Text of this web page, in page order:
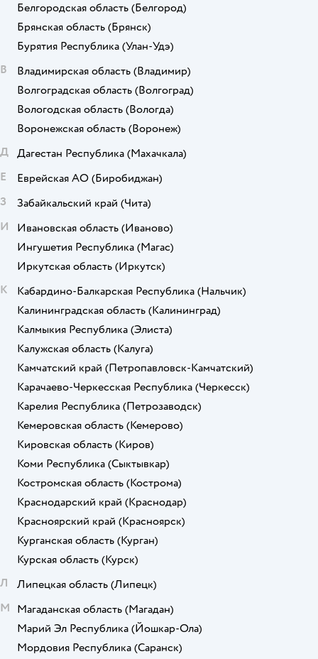
Белгородская область (Белгород)
Брянская область (Брянск)
Бурятия Республика (Улан-Удэ)
В
Владимирская область (Владимир)
Волгоградская область (Волгоград)
Вологодская область (Вологда)
Воронежская область (Воронеж)
Д Дагестан Республика (Махачкала)
Е
Еврейская АО (Биробиджан)
З
Забайкальский край (Чита)
И
Ивановская область (Иваново)
Ингушетия Республика (Магас)
Иркутская область (Иркутск)
К
Кабардино-Балкарская Республика (Нальчик)
Калининградская область (Калининград)
Калмыкия Республика (Элиста)
Калужская область (Калуга)
Камчатский край (Петропавловск-Камчатский)
Карачаево-Черкесская Республика (Черкесск)
Карелия Республика (Петрозаводск)
Кемеровская область (Кемерово)
Кировская область (Киров)
Коми Республика (Сыктывкар)
Костромская область (Кострома)
Краснодарский край (Краснодар)
Красноярский край (Красноярск)
Курганская область (Курган)
Курская область (Курск)
Л
Липецкая область (Липецк)
М Магаданская область (Магадан)
Марий Эл Республика (Йошкар-Ола)
Мордовия Республика (Саранск)